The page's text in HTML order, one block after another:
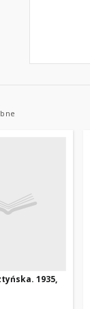
1935,